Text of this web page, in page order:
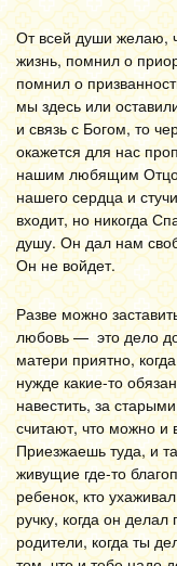
От всей души желаю,
жизнь, помнил о
помнил о
мы здесь или
и связь с Богом, то
окажется для нас
нашим любящим
нашего сердца и
входит, но никогда
душу. Он дал нам
Он не войдет.
Разве можно
любовь — это дело
матери приятно,
нужде какие-то
навестить, за
считают, что можно и
Приезжаешь туда, и
живущие где-то
ребенок, кто
ручку, когда он
родители, когда ты